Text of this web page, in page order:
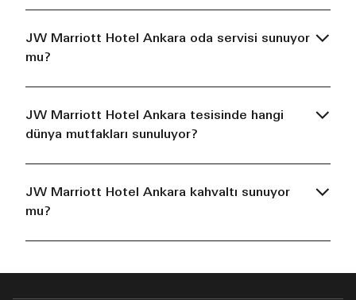
JW Marriott Hotel Ankara oda servisi sunuyor
mu?
JW Marriott Hotel Ankara tesisinde hangi
dünya mutfakları sunuluyor?
JW Marriott Hotel Ankara kahvaltı sunuyor
mu?